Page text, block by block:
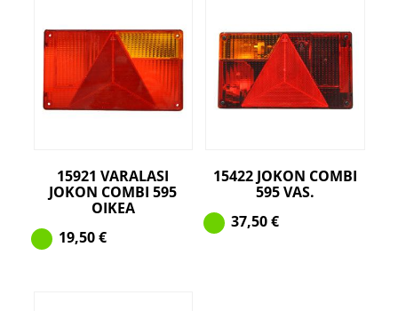
15921 VARALASI
JOKON COMBI 595
OIKEA
19,50€
15422 JOKON COMBI
595 VAS.
37,50€